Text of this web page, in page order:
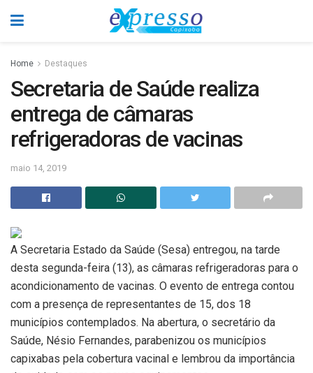
Home Destaques
Secretaria de Saúde realiza
entrega de câmaras
refrigeradoras de vacinas
maio 14, 2019
A Secretaria Estado da Saúde (Sesa) entregou, na tarde
desta segunda-feira (13), as câmaras refrigeradoras para o
acondicionamento de vacinas. O evento de entrega contou
com a presença de representantes de 15, dos 18
municípios contemplados. Na abertura, o secretário da
Saúde, Nésio Fernandes, parabenizou os municípios
capixabas pela cobertura vacinal e lembrou da importância